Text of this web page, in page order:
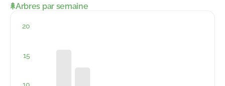
Arbres par semaine